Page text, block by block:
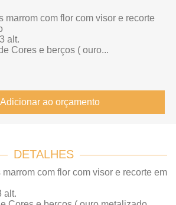
marrom com flor com visor e recorte
alt.
Cores e berços ( ouro...
ao orçamento
DETALHES
com flor com visor e recorte em
alt.